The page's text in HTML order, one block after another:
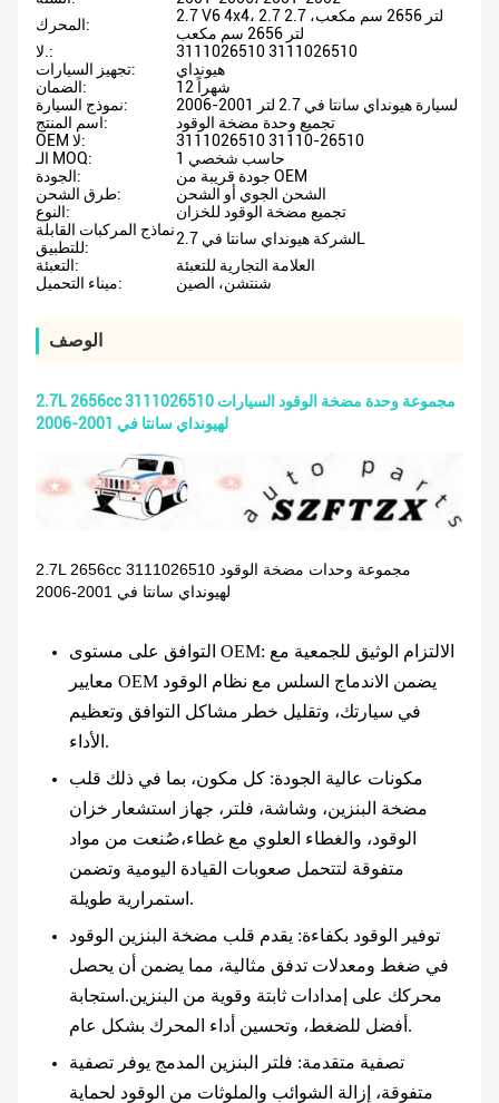
المحرك:
2.7 V6 4x4، 2.7 لتر 2656 سم مكعب، 2.7
لتر 2656 سم مكعب
لا.:
3111026510 3111026510
تجهيز السيارات:
هيونداي
الضمان:
12 شهراً
نموذج السيارة:
لسيارة هيونداي سانتا في 2.7 لتر 2001-2006
اسم المنتج:
تجميع وحدة مضخة الوقود
OEM لا:
3111026510 31110-26510
الـ MOQ:
حاسب شخصي 1
الجودة:
جودة قريبة من OEM
طرق الشحن:
الشحن الجوي أو الشحن
النوع:
تجميع مضخة الوقود للخزان
نماذج المركبات القابلة
للتطبيق:
لشركة هيونداي سانتا في 2.7L
التعبئة:
العلامة التجارية للتعبئة
ميناء التحميل:
شنتشن، الصين
الوصف
2.7L 2656cc مجموعة وحدة مضخة الوقود السيارات 3111026510
لهيونداي سانتا في 2001-2006
2.7L 2656cc مجموعة وحدات مضخة الوقود 3111026510
لهيونداي سانتا في 2001-2006
التوافق على مستوى OEM: الالتزام الوثيق للجمعية مع
معايير OEM يضمن الاندماج السلس مع نظام الوقود
في سيارتك، وتقليل خطر مشاكل التوافق وتعظيم
الأداء.
مكونات عالية الجودة: كل مكون، بما في ذلك قلب
مضخة البنزين، وشاشة، فلتر، جهاز استشعار خزان
الوقود، والغطاء العلوي مع غطاء،صُنعت من مواد
متفوقة لتتحمل صعوبات القيادة اليومية وتضمن
استمرارية طويلة.
توفير الوقود بكفاءة: يقدم قلب مضخة البنزين الوقود
في ضغط ومعدلات تدفق مثالية، مما يضمن أن يحصل
محركك على إمدادات ثابتة وقوية من البنزين.استجابة
أفضل للضغط، وتحسين أداء المحرك بشكل عام.
تصفية متقدمة: فلتر البنزين المدمج يوفر تصفية
متفوقة، إزالة الشوائب والملوثات من الوقود لحماية